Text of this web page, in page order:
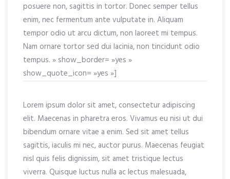
posuere non, sagittis in tortor. Donec semper tellus
enim, nec fermentum ante vulputate in. Aliquam
tempor odio ut arcu dictum, non laoreet mi tempus.
Nam ornare tortor sed dui lacinia, non tincidunt odio
tempus. » show_border= »yes »
show_quote_icon= »yes »]
Lorem ipsum dolor sit amet, consectetur adipiscing
elit. Maecenas in pharetra eros. Vivamus eu nisi ut dui
bibendum ornare vitae a enim. Sed sit amet tellus
sagittis, iaculis mi nec, auctor purus. Maecenas feugiat
nisl quis felis dignissim, sit amet tristique lectus
viverra. Quisque luctus nulla ac lectus malesuada,